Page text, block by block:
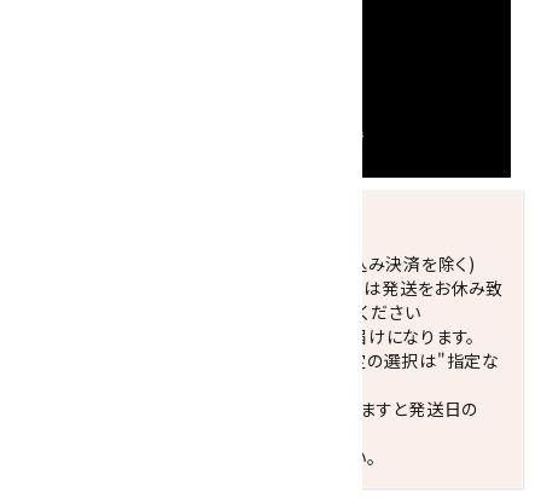
正午までのご注文で当日発送致します。(振込み決済を除く)
休業日(水曜日、第1．3木曜日)と臨時休業日は発送をお休み致
します。 営業日カレンダー(左下段)をご確認ください
配達ご希望日がない場合は、最短日でのお届けになります。
※最短でのお届けをご希望の場合、時間指定の選択は"指定な
お届けの地域によっては、時間帯を指定されますと発送日の
ご不明な点はお気軽にお問い合わせください。